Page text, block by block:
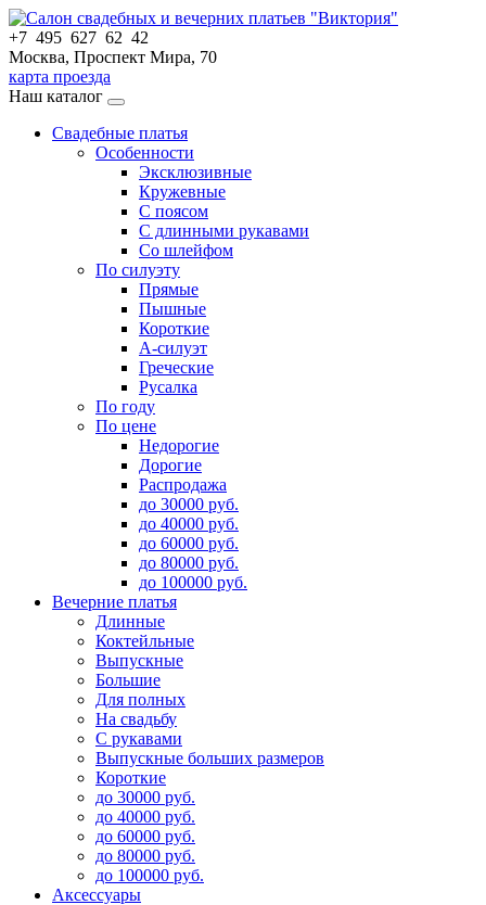
+7 495 627 62 42
Москва, Проспект Мира, 70
карта проезда
Наш каталог
Свадебные платья
Особенности
Эксклюзивные
Кружевные
С поясом
С длинными рукавами
Со шлейфом
По силуэту
Прямые
Пышные
Короткие
А-силуэт
Греческие
Русалка
По году
По цене
Недорогие
Дорогие
Распродажа
до 30000 руб.
до 40000 руб.
до 60000 руб.
до 80000 руб.
до 100000 руб.
Вечерние платья
Длинные
Коктейльные
Выпускные
Большие
Для полных
На свадьбу
С рукавами
Выпускные больших размеров
Короткие
до 30000 руб.
до 40000 руб.
до 60000 руб.
до 80000 руб.
до 100000 руб.
Аксессуары